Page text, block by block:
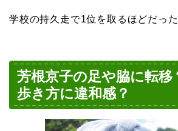
学校の持久走で1位を取るほどだった
芳根京子の足や脇に転移
歩き方に違和感？